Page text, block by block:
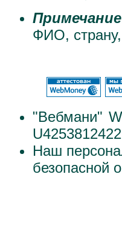
Примечание
ФИО,
"Вебмани"
Наш
безопасной